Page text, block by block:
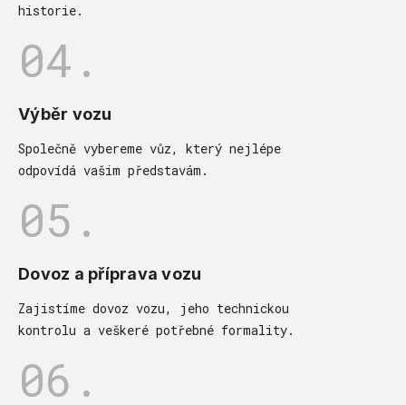
historie.
04.
Výběr vozu
Společně vybereme vůz, který nejlépe
odpovídá vašim představám.
05.
Dovoz a příprava vozu
Zajistíme dovoz vozu, jeho technickou
kontrolu a veškeré potřebné formality.
06.